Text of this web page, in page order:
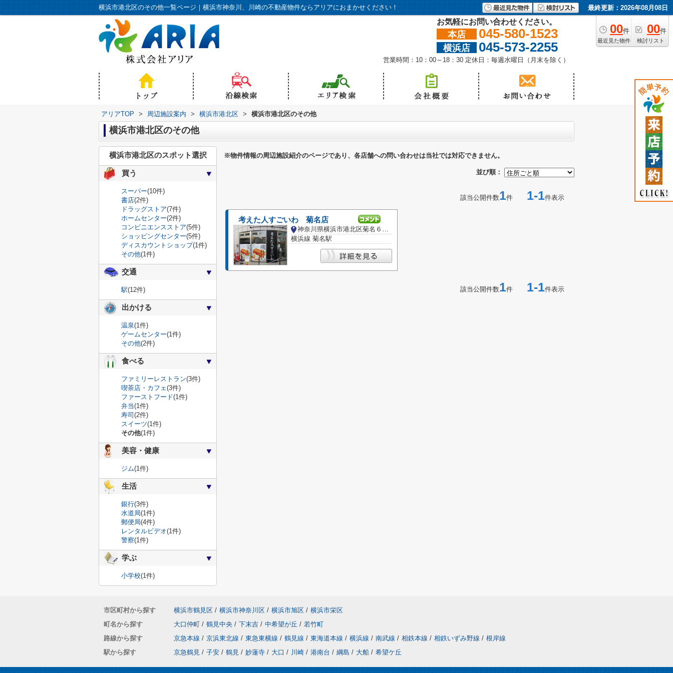
横浜市港北区のその他一覧ページ｜横浜市神奈川、川崎の不動産物件ならアリアにおまかせください！ 最終更新：2026年08月08日
00件
最近見た物件
00件
検討リスト
お気軽にお問い合わせください。
本店 045-580-1523
横浜店 045-573-2255
営業時間：10：00～18：30 定休日：毎週水曜日（月末を除く）
アリアTOP > 周辺施設案内 > 横浜市港北区 > 横浜市港北区のその他
横浜市港北区のその他
※物件情報の周辺施設紹介のページであり、各店舗への問い合わせは当社では対応できません。
並び順：
該当公開件数1件 1-1件表示
考えた人すごいわ 菊名店
神奈川県横浜市港北区菊名６丁目
横浜線 菊名駅
該当公開件数1件 1-1件表示
横浜市港北区のスポット選択
買う
スーパー(10件)
書店(2件)
ドラッグストア(7件)
ホームセンター(2件)
コンビニエンスストア(5件)
ショッピングセンター(5件)
ディスカウントショップ(1件)
その他(1件)
交通
駅(12件)
出かける
温泉(1件)
ゲームセンター(1件)
その他(2件)
食べる
ファミリーレストラン(3件)
喫茶店・カフェ(3件)
ファーストフード(1件)
弁当(1件)
寿司 (2件)
スイーツ(1件)
その他(1件)
美容・健康
ジム(1件)
生活
銀行(3件)
水道局(1件)
郵便局(4件)
レンタルビデオ(1件)
警察(1件)
学ぶ
小学校(1件)
市区町村から探す 横浜市鶴見区 / 横浜市神奈川区 / 横浜市旭区 / 横浜市栄区
町名から探す
大口仲町 / 鶴見中央 / 下末吉 / 中希望が丘 / 若竹町
路線から探す
京急本線 / 京浜東北線 / 東急東横線 / 鶴見線 / 東海道本線 / 横浜線 / 南武線 / 相鉄本線 / 相鉄いずみ野線 / 根岸線
駅から探す
京急鶴見 / 子安 / 鶴見 / 妙蓮寺 / 大口 / 川崎 / 港南台 / 綱島 / 大船 / 希望ケ丘